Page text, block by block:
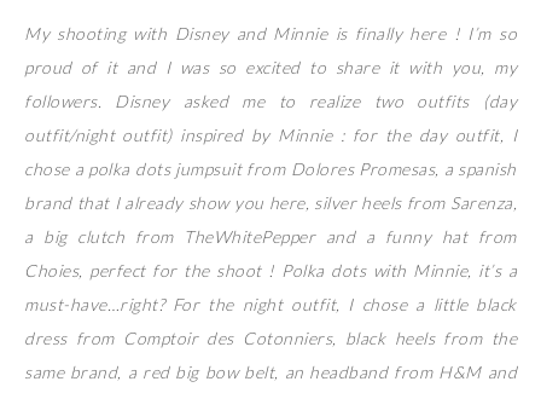
My shooting with Disney and Minnie is finally here ! I’m so
proud of it and I was so excited to share it with you, my
followers. Disney asked me to realize two outfits (day
outfit/night outfit) inspired by Minnie : for the day outfit, I
chose a polka dots jumpsuit from Dolores Promesas, a spanish
brand that I already show you here, silver heels from Sarenza,
a big clutch from TheWhitePepper and a funny hat from
Choies, perfect for the shoot ! Polka dots with Minnie, it’s a
must-have…right? For the night outfit, I chose a little black
dress from Comptoir des Cotonniers, black heels from the
same brand, a red big bow belt, an headband from H&M and